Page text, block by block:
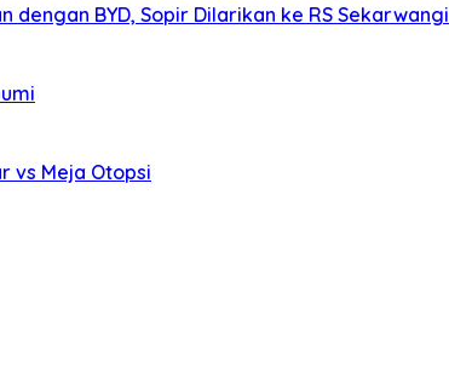
dengan BYD, Sopir Dilarikan ke RS Sekarwangi
vs Meja Otopsi